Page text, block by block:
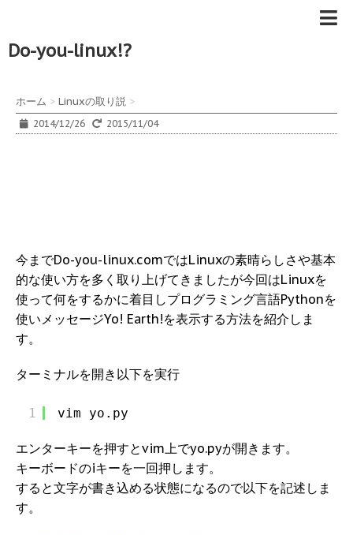
Do-you-linux!?
ホーム > Linuxの取り説 >
2014/12/26 2015/11/04
今までDo-you-linux.comではLinuxの素晴らしさや基本
的な使い方を多く取り上げてきましたが今回はLinuxを
使って何をするかに着目しプログラミング言語Pythonを
使いメッセージYo! Earth!を表示する方法を紹介しま
す。
ターミナルを開き以下を実行
1 vim yo.py
エンターキーを押すとvim上でyo.pyが開きます。
キーボードのiキーを一回押します。
すると文字が書き込める状態になるので以下を記述しま
す。